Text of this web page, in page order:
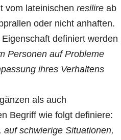
vom lateinischen resilire ab
oder nicht anhaften.
definiert werden
Personen auf Probleme
ihres Verhaltens
als auch
Begriff wie folgt definiere:
schwierige Situationen,